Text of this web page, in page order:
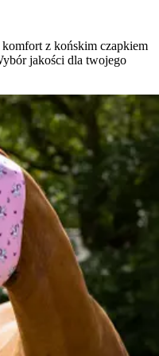
z końskim czapkiem
jakości dla twojego